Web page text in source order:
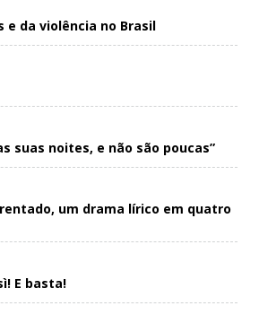
e da violência no Brasil
suas noites, e não são poucas”
um drama lírico em quatro
E basta!